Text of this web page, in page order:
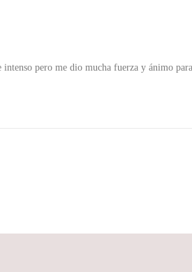
pero me dio mucha fuerza y ánimo